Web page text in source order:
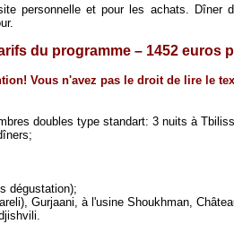
personnelle et pour les achats. Dîner
du programme – 1452 euros
Vous n'avez pas le droit de lire le
doubles type standart: 3 nuits à
;
dégustation);
, Gurjaani, à l'usine Shoukhman,